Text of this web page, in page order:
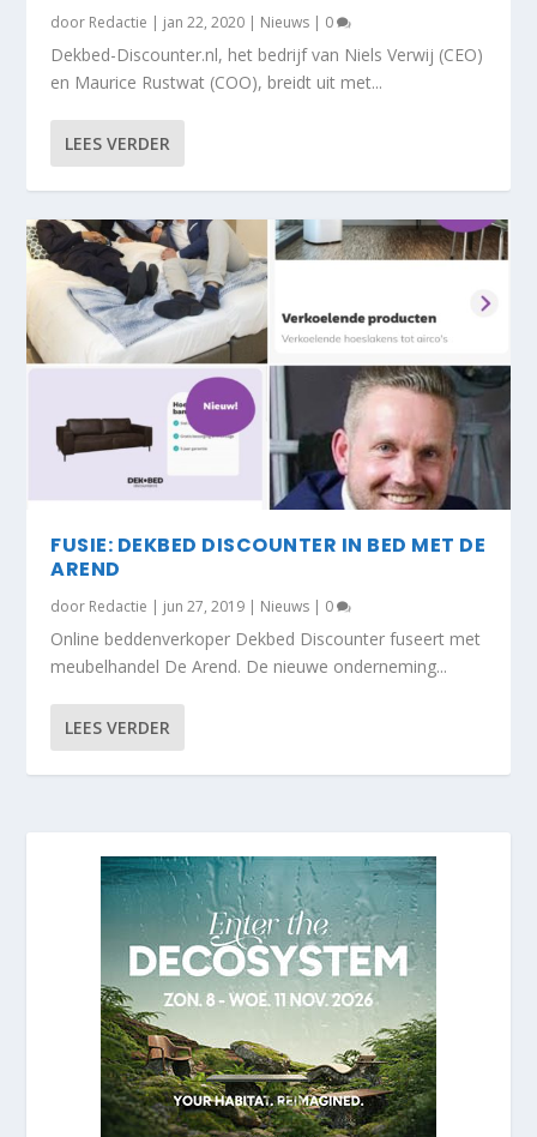
door Redactie | jan 22, 2020 | Nieuws | 0
Dekbed-Discounter.nl, het bedrijf van Niels Verwij (CEO)
en Maurice Rustwat (COO), breidt uit met...
LEES VERDER
FUSIE: DEKBED DISCOUNTER IN BED MET DE
AREND
door Redactie | jun 27, 2019 | Nieuws | 0
Online beddenverkoper Dekbed Discounter fuseert met
meubelhandel De Arend. De nieuwe onderneming...
LEES VERDER